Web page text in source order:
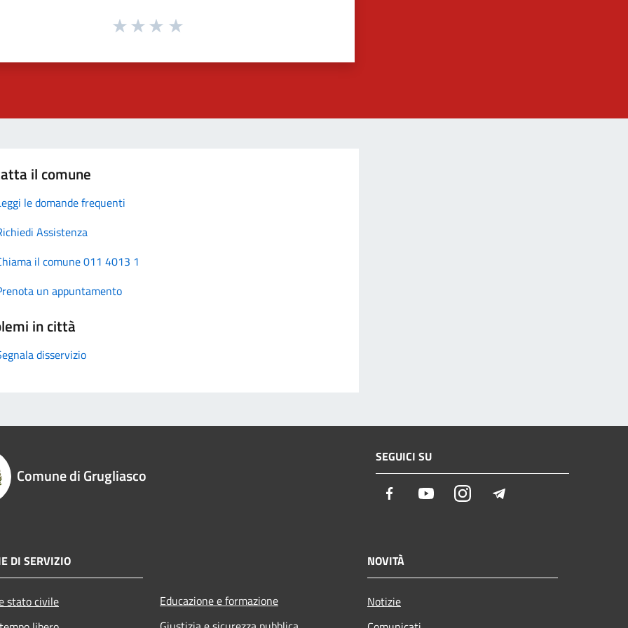
il comune
le domande frequenti
Assistenza
il comune 011 4013 1
un appuntamento
in città
disservizio
Comune di Grugliasco
SEGUICI SU
Facebook YoutubeInstagram
DI SERVIZIO
stato civile
Educazione e formazione
NOVITÀ
Notizie